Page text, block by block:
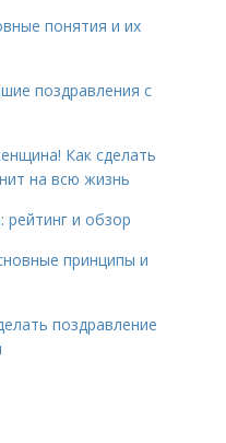
понятия и их
поздравления с
Как сделать
на всю жизнь
рейтинг и обзор
принципы и
поздравление